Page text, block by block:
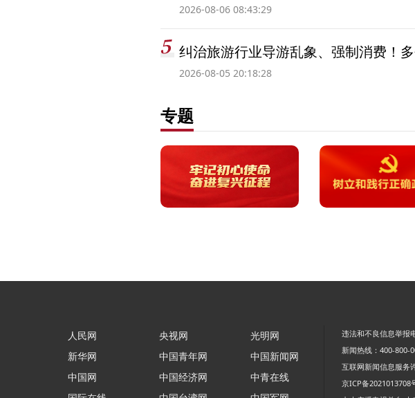
2026-08-06 08:43:29
纠治旅游行业导游乱象、强制消费！
2026-08-05 20:18:28
专题
人民网
新华网
中国网
央视网
中国青年网
中国经济网
光明网
中国新闻网
中青在线
违法和不良信息举报
新闻热线：400-800-
互联网新闻信息服务
京ICP备2021013708